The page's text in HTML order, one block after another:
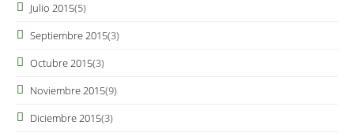
Julio 2015(5)
Septiembre 2015(3)
Octubre 2015(3)
Noviembre 2015(9)
Diciembre 2015(3)